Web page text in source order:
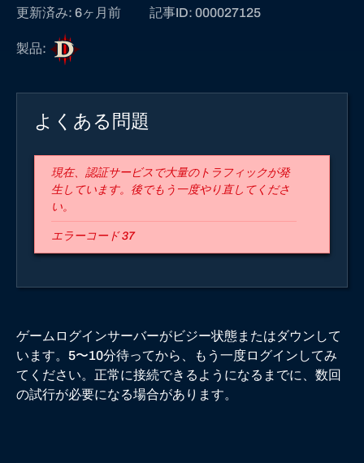
更新済み: 6ヶ月前 記事ID: 000027125
製品:
ロ
I
よくある問題
現在、認証サービスで大量のトラフィックが発
生しています。後でもう一度やり直してくださ
い。
エラーコード 37
ゲームログインサーバーがビジー状態またはダウンして
います。5〜10分待ってから、もう一度ログインしてみ
てください。正常に接続できるようになるまでに、数回
の試行が必要になる場合があります。